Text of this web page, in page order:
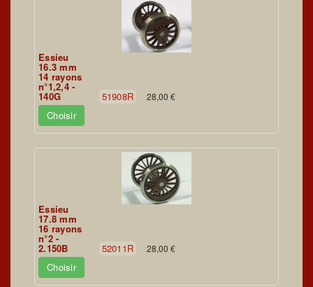
Essieu
16.3 mm
14 rayons
n°1,2,4 -
140G 51908R 28,00 €
Choisir
Essieu
17.8 mm
16 rayons
n°2 -
2.150B 52011R 28,00 €
Choisir